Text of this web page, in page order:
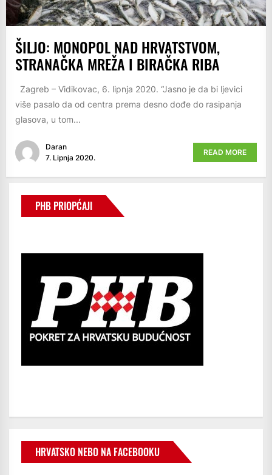
ŠILJO: MONOPOL NAD HRVATSTVOM,
STRANAČKA MREŽA I BIRAČKA RIBA
Zagreb – Vidikovac, 6. lipnja 2020. “Jasno je da bi ljevici
više pasalo da od centra prema desno dođe do rasipanja
glasova, u tom...
Daran
7. Lipnja 2020.
READ MORE
PHB PRIOPĆAJI
HRVATSKO NEBO NA FACEBOOKU